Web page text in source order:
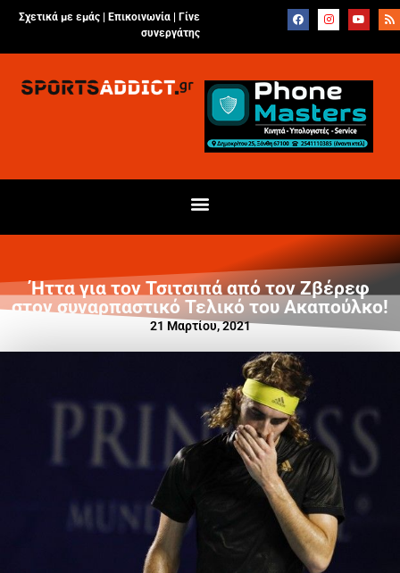
Σχετικά με εμάς | Επικοινωνία
Γίνε
συνεργάτης
Ήττα για τον Τσιτσιπά από τον Ζβέρεφ
στον συναρπαστικό Τελικό του Ακαπούλκο!
21 Μαρτίου, 2021